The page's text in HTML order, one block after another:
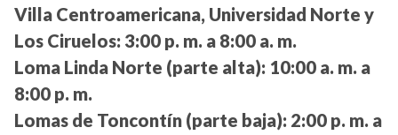
Villa Centroamericana, Universidad Norte y
Los Ciruelos: 3:00 p. m. a 8:00 a. m.
Loma Linda Norte (parte alta): 10:00 a. m. a
8:00 p. m.
Lomas de Toncontín (parte baja): 2:00 p. m. a